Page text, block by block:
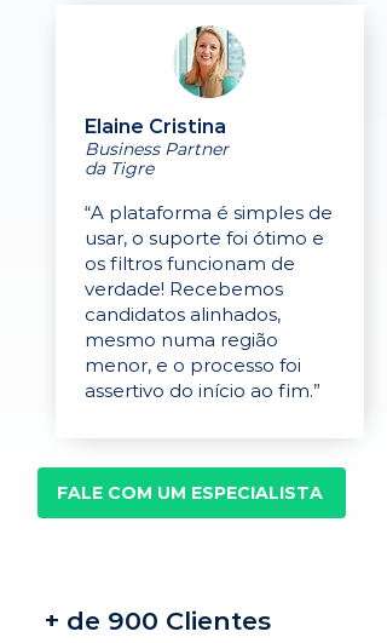
Elaine Cristina
Business Partner
da Tigre
“A plataforma é simples de
usar, o suporte foi ótimo e
os filtros funcionam de
verdade! Recebemos
candidatos alinhados,
mesmo numa região
menor, e o processo foi
assertivo do início ao fim.”
FALE COM UM ESPECIALISTA
+ de 900 Clientes